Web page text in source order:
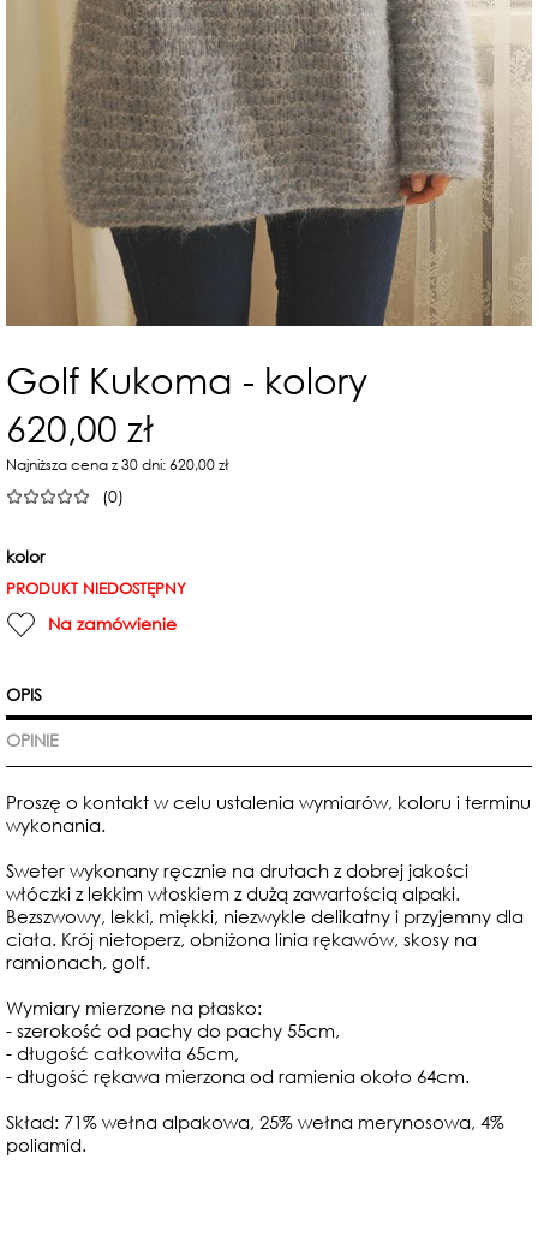
Golf Kukoma - kolory
620,00 zł
Najniższa cena z 30 dni: 620,00 zł
(0)
kolor
PRODUKT NIEDOSTĘPNY
Na zamówienie
OPIS
OPINIE
Proszę o kontakt w celu ustalenia wymiarów, koloru i terminu
wykonania.
Sweter wykonany ręcznie na drutach z dobrej jakości
włóczki z lekkim włoskiem z dużą zawartością alpaki.
Bezszwowy, lekki, miękki, niezwykle delikatny i przyjemny dla
ciała. Krój nietoperz, obniżona linia rękawów, skosy na
ramionach, golf.
Wymiary mierzone na płasko:
- szerokość od pachy do pachy 55cm,
- długość całkowita 65cm,
- długość rękawa mierzona od ramienia około 64cm.
Skład: 71% wełna alpakowa, 25% wełna merynosowa, 4%
poliamid.